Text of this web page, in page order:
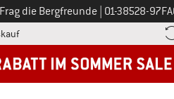
Frag die Bergfreunde Ruf uns an
01-38528-97
Finde die Zahlungs-Infos hier!